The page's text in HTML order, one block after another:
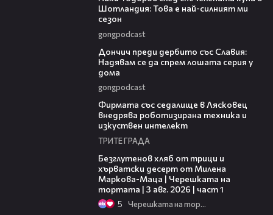
Шотландия: Това е най-силният ми
сезон
gongpodcast
Дончич преди дербито със Славия:
Надявам се да спрем лошата серия у
дома
gongpodcast
Фирмата със седалище в Лясковец
внедрява роботизирана техника и
изкуствен интелект
ТРИТЕ ГРАДА
Безглутенов хляб от трици и
хърватски десерт от Милена
Маркова-Маца | Черешката на
тортата | 3 авг. 2026 | част 1
5 Черешката на тортата